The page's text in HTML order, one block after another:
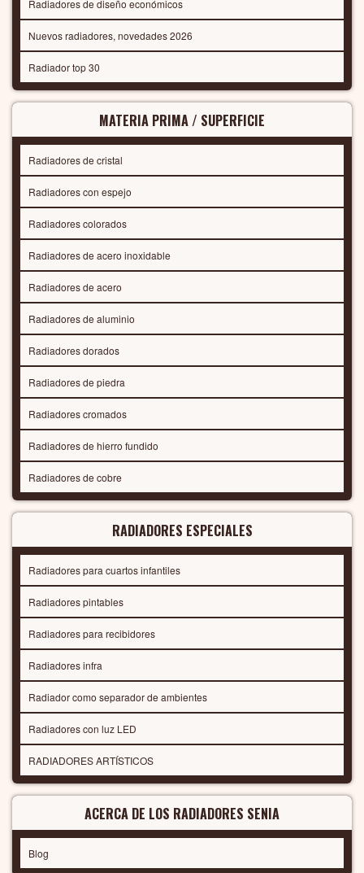
Radiadores de diseño económicos
Nuevos radiadores, novedades 2026
Radiador top 30
MATERIA PRIMA / SUPERFICIE
Radiadores de cristal
Radiadores con espejo
Radiadores colorados
Radiadores de acero inoxidable
Radiadores de acero
Radiadores de aluminio
Radiadores dorados
Radiadores de piedra
Radiadores cromados
Radiadores de hierro fundido
Radiadores de cobre
RADIADORES ESPECIALES
Radiadores para cuartos infantiles
Radiadores pintables
Radiadores para recibidores
Radiadores infra
Radiador como separador de ambientes
Radiadores con luz LED
RADIADORES ARTÍSTICOS
ACERCA DE LOS RADIADORES SENIA
Blog